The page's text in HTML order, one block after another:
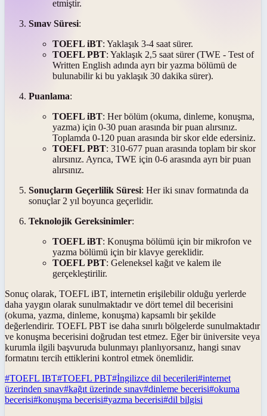
etmiştir.
Sınav Süresi:
TOEFL iBT: Yaklaşık 3-4 saat sürer.
TOEFL PBT: Yaklaşık 2,5 saat sürer (TWE - Test of
Written English adında ayrı bir yazma bölümü de
bulunabilir ki bu yaklaşık 30 dakika sürer).
Puanlama:
TOEFL iBT: Her bölüm (okuma, dinleme, konuşma,
yazma) için 0-30 puan arasında bir puan alırsınız.
Toplamda 0-120 puan arasında bir skor elde edersiniz.
TOEFL PBT: 310-677 puan arasında toplam bir skor
alırsınız. Ayrıca, TWE için 0-6 arasında ayrı bir puan
alırsınız.
Sonuçların Geçerlilik Süresi: Her iki sınav formatında da
sonuçlar 2 yıl boyunca geçerlidir.
Teknolojik Gereksinimler:
TOEFL iBT: Konuşma bölümü için bir mikrofon ve
yazma bölümü için bir klavye gereklidir.
TOEFL PBT: Geleneksel kağıt ve kalem ile
gerçekleştirilir.
Sonuç olarak, TOEFL iBT, internetin erişilebilir olduğu yerlerde
daha yaygın olarak sunulmaktadır ve dört temel dil becerisini
(okuma, yazma, dinleme, konuşma) kapsamlı bir şekilde
değerlendirir. TOEFL PBT ise daha sınırlı bölgelerde sunulmaktadır
ve konuşma becerisini doğrudan test etmez. Eğer bir üniversite veya
kurumla ilgili başvuruda bulunmayı planlıyorsanız, hangi sınav
formatını tercih ettiklerini kontrol etmek önemlidir.
#TOEFL IBT#TOEFL PBT#İngilizce dil becerileri#internet
üzerinden sınav#kağıt üzerinde sınav#dinleme becerisi#okuma
becerisi#konuşma becerisi#yazma becerisi#dil bilgisi